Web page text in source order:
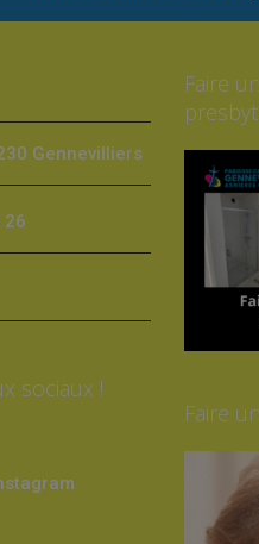
Gennevilliers
26
sociaux !
Faire
Faire